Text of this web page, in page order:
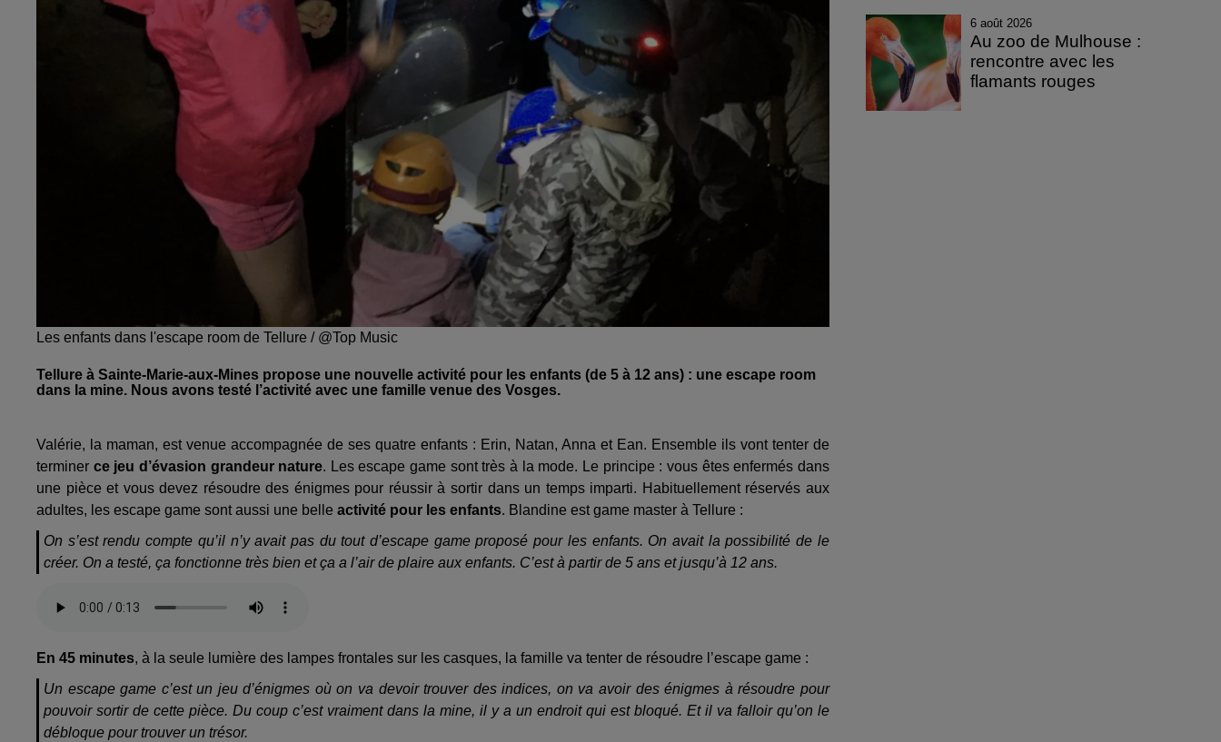
Les enfants dans l'escape room de Tellure / @Top Music
Tellure à Sainte-Marie-aux-Mines propose une nouvelle activité pour les enfants (de 5 à 12 ans) : une escape room
dans la mine. Nous avons testé l’activité avec une famille venue des Vosges.
Valérie, la maman, est venue accompagnée de ses quatre enfants : Erin, Natan, Anna et Ean. Ensemble ils vont tenter de
terminer ce jeu d’évasion grandeur nature. Les escape game sont très à la mode. Le principe : vous êtes enfermés dans
une pièce et vous devez résoudre des énigmes pour réussir à sortir dans un temps imparti. Habituellement réservés aux
adultes, les escape game sont aussi une belle activité pour les enfants. Blandine est game master à Tellure :
On s’est rendu compte qu’il n’y avait pas du tout d’escape game proposé pour les enfants. On avait la possibilité de le
créer. On a testé, ça fonctionne très bien et ça a l’air de plaire aux enfants. C’est à partir de 5 ans et jusqu’à 12 ans.
En 45 minutes, à la seule lumière des lampes frontales sur les casques, la famille va tenter de résoudre l’escape game :
Un escape game c’est un jeu d’énigmes où on va devoir trouver des indices, on va avoir des énigmes à résoudre pour
pouvoir sortir de cette pièce. Du coup c’est vraiment dans la mine, il y a un endroit qui est bloqué. Et il va falloir qu’on le
débloque pour trouver un trésor.
6 août 2026
Au zoo de Mulhouse :
rencontre avec les
flamants rouges